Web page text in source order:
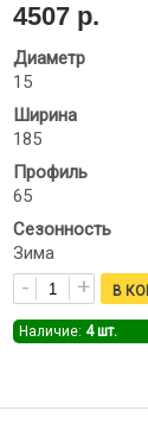
4507 р.
Диаметр
15
Ширина
185
Профиль
65
Сезонность
Зима
Наличие: 4шт.